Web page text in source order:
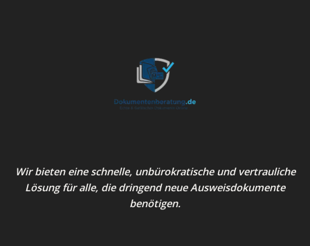
Wir bieten eine schnelle, unbürokratische und vertrauliche
Lösung für alle, die dringend neue Ausweisdokumente
benötigen.